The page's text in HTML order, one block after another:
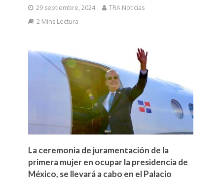
29 septiembre, 2024
TRA Noticias
2 Mins Lectura
La ceremonia de juramentación de la
primera mujer en ocupar la presidencia de
México, se llevará a cabo en el Palacio